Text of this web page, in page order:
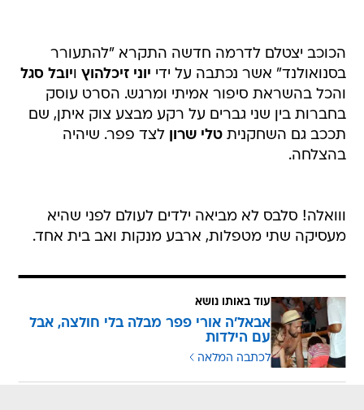
הכוכב יצטלם לדרמה חדשה התקרא "להתעורר
בסנואולנד" אשר נכתבה על ידי יוני זיכלהוץ ויובל סגל
והכל בהשראת סיפור אמיתי ומרגש. הסרט עוסק
בחברות בין שני גברים על רקע מבצע צוק איתן, שם
תככב גם השחקניתטלי שרון לצד פפר. שיהיה
בהצלחה.
ווואלה! סלבס לא מביאה ילדים לעולם לפני שהיא
מעסיקה שתי מטפלות, ארבע מנקות ואב בית אחד.
עוד באותו נושא
אבאל'ה אורי פפר מבלה בלי חולצה, אבל
עם הילדות
לכתבה המלאה